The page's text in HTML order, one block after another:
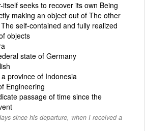
seeks to recover its own Being
making an object out of The other
The self-contained and fully realized
objects
state of Germany
province of Indonesia
Engineering
passage of time since the
since his departure, when I received a